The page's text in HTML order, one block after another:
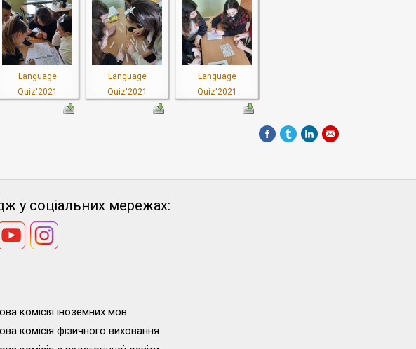
Language
Quiz'2021
Language
Quiz'2021
Language
Quiz'2021
у соціальних мережах:
комісія іноземних мов
комісія фізичного виховання